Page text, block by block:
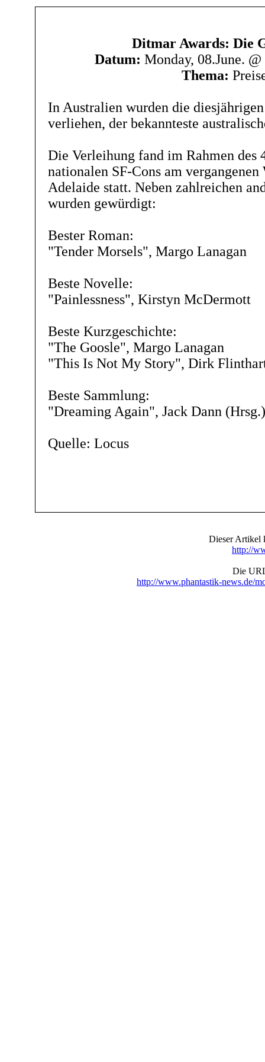
Ditmar Awards: Die
Datum: Monday, 08.June.
Thema:
In Australien wurden die
verliehen, der bekannteste
Die Verleihung fand im Rahmen des
nationalen SF-Cons am vergangenen
Adelaide statt. Neben zahlreichen
wurden gewürdigt:
Bester Roman:
"Tender Morsels", Margo Lanagan
Beste Novelle:
"Painlessness", Kirstyn McDermott
Beste Kurzgeschichte:
"The Goosle", Margo Lanagan
"This Is Not My Story", Dirk
Beste Sammlung:
"Dreaming Again", Jack Dann (Hrsg.)
Quelle: Locus
Dieser Artikel
http://
Die
http://www.phantastik-news.de/